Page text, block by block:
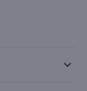
keyboard_arrow_down